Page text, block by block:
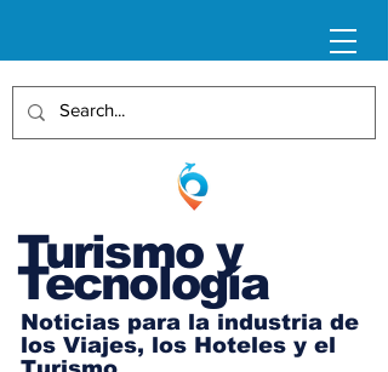
Turismo y
Tecnología
Noticias para la industria de
los Viajes, los Hoteles y el